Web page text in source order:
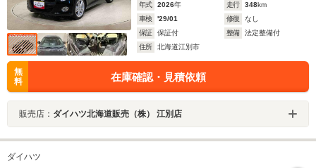
年式 2026年 走行 348km
車検
'29/01 修復
なし
保証
保証付 整備
法定整備付
住所
北海道江別市
無
料
在庫確認・見積依頼
販売店： ダイハツ北海道販売（株） 江別店
ダイハツ